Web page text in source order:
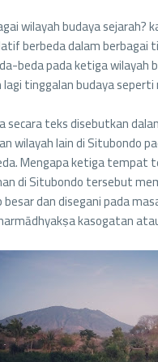
wilayah budaya
berbeda dalam
beda pada ketiga
tinggalan budaya
secara teks disebutkan
wilayah lain di Situbondo
Mengapa ketiga tempat
di Situbondo tersebut
dan disegani pada
kasogatan